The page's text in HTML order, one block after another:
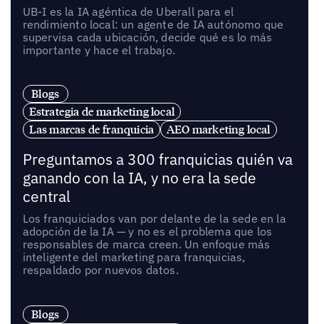
UB-I es la IA agéntica de Uberall para el
rendimiento local: un agente de IA autónomo que
supervisa cada ubicación, decide qué es lo más
importante y hace el trabajo.
Blogs
Estrategia de marketing local
Las marcas de franquicia
AEO marketing local
Preguntamos a 300 franquicias quién va
ganando con la IA, y no era la sede
central
Los franquiciados van por delante de la sede en la
adopción de la IA — y no es el problema que los
responsables de marca creen. Un enfoque más
inteligente del marketing para franquicias,
respaldado por nuevos datos.
Blogs